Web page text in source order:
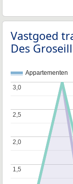
Vastgoed
Des
Appartementen
1,5
1,5
2,0
2,0
2,5
2,5
3,0
3,0